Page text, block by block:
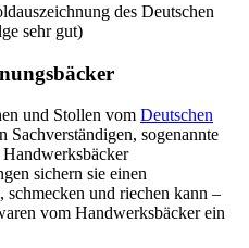
des Deutschen
sehr gut)
und Stollen vom Deutschen
Sachverständigen, sogenannte
sichern sie einen
schmecken und riechen kann –
vom Handwerksbäcker ein